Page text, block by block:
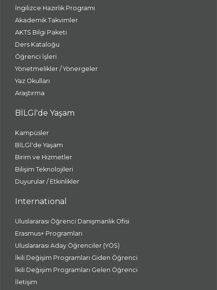
İngilizce Hazırlık Programı
Akademik Takvimler
AKTS Bilgi Paketi
Ders Kataloğu
Öğrenci İşleri
Yönetmelikler / Yönergeler
Yaz Okulları
Araştırma
BİLGİ'de Yaşam
Kampüsler
BİLGİ'de Yaşam
Birim ve Hizmetler
Bilişim Teknolojileri
Duyurular / Etkinlikler
International
Uluslararası Öğrenci Danışmanlık Ofisi
Erasmus+ Programları
Uluslararası Aday Öğrenciler (YÖS)
İkili Değişim Programları Giden Öğrenci
İkili Değişim Programları Gelen Öğrenci
İletişim